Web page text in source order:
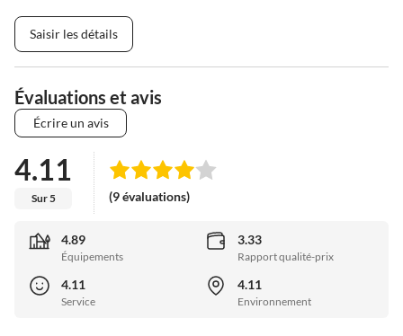
Saisir les détails
Évaluations et avis
Écrire un avis
4.11
Sur 5 (9 évaluations)
4.89
Équipements
3.33
Rapport qualité-prix
4.11
Service
4.11
Environnement